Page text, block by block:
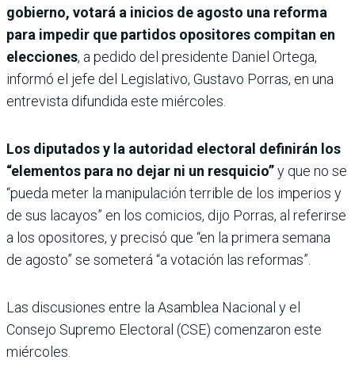
gobierno, votará a inicios de agosto una reforma
para impedir que partidos opositores compitan en
elecciones, a pedido del presidente Daniel Ortega,
informó el jefe del Legislativo, Gustavo Porras, en una
entrevista difundida este miércoles.
Los diputados y la autoridad electoral definirán los
“elementos para no dejar ni un resquicio”y que no se
“pueda meter la manipulación terrible de los imperios y
de sus lacayos” en los comicios, dijo Porras, al referirse
a los opositores, y precisó que “en la primera semana
de agosto” se someterá “a votación las reformas”.
Las discusiones entre la Asamblea Nacional y el
Consejo Supremo Electoral (CSE) comenzaron este
miércoles.